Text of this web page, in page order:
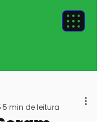
5 min de leitura